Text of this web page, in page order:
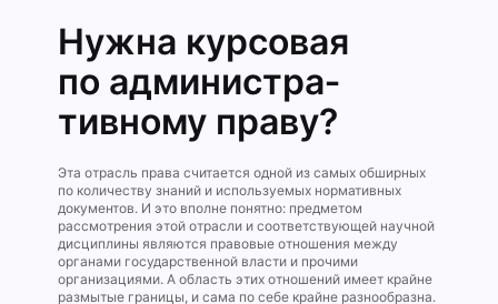
Нужна курсовая
по администра­
тивному праву?
Эта отрасль права считается одной из самых обширных
по количеству знаний и используемых нормативных
документов. И это вполне понятно: предметом
рассмотрения этой отрасли и соответствующей научной
дисциплины являются правовые отношения между
органами государственной власти и прочими
организациями. А область этих отношений имеет крайне
размытые границы, и сама по себе крайне разнообразна.